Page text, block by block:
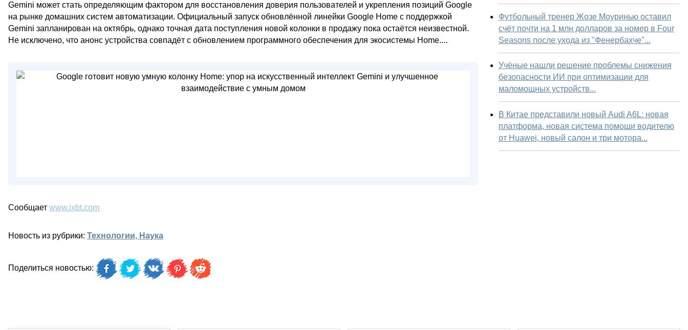
Gemini может стать определяющим фактором для восстановления доверия пользователей и укрепления позиций Google
на рынке домашних систем автоматизации. Официальный запуск обновлённой линейки Google Home с поддержкой
Gemini запланирован на октябрь, однако точная дата поступления новой колонки в продажу пока остаётся неизвестной.
Не исключено, что анонс устройства совпадёт с обновлением программного обеспечения для экосистемы Home....
Сообщает www.ixbt.com
Новость из рубрики: Технологии, Наука
Поделиться новостью:
Футбольный тренер Жозе Моуринью оставил
счёт почти на 1 млн долларов за номер в Four
Seasons после ухода из "Фенербахче"...
Учёные нашли решение проблемы снижения
безопасности ИИ при оптимизации для
маломощных устройств...
В Китае представили новый Audi A6L: новая
платформа, новая система помощи водителю
от Huawei, новый салон и три мотора...